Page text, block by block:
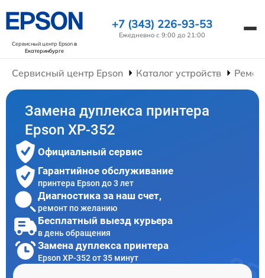
Сервисный центр Epsonв
Екатеринбурге
+7 (343) 226-93-53
Ежедневно с 9:00 до 21:00
Сервисный центр Epson Каталог устройств
Замена дуплекса принтера
Epson XP-352
Официальный сервис
Гарантийное обслуживание
принтера Epson до 3 лет
Диагностика за наш счет,
ремонт по желанию
Бесплатный выезд курьера
в день обращения
Замена дуплекса принтера
Epson XP-352 от 35 минут